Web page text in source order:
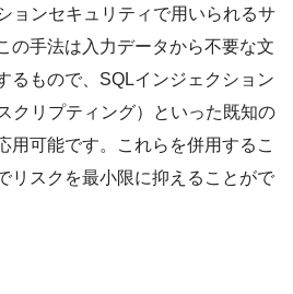
ョンセキュリティで用いられるサ
の手法は入力データから不要な文
るもので、SQLインジェクション
クリプティング）といった既知の
用可能です。これらを併用するこ
リスクを最小限に抑えることがで